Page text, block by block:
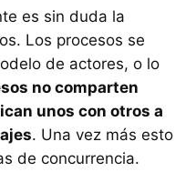
es sin duda la
Los procesos se
de actores, o lo
no comparten
unos con otros a
. Una vez más esto
de concurrencia.